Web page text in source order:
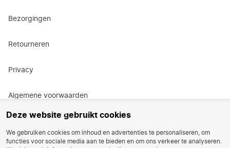
Deze website gebruikt cookies
We gebruiken cookies om inhoud en advertenties te personaliseren, om
functies voor sociale media aan te bieden en om ons verkeer te analyseren.
Bezorgingen
Retourneren
Privacy
Algemene voorwaarden
Actievoorwaarden